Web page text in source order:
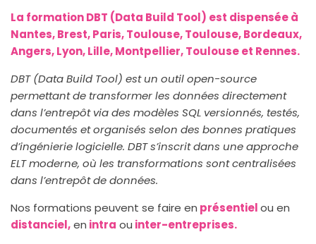
La formation DBT (Data Build Tool) est dispensée à
Nantes, Brest, Paris, Toulouse, Toulouse, Bordeaux,
Angers, Lyon, Lille, Montpellier, Toulouse et Rennes.
DBT (Data Build Tool) est un outil open-source
permettant de transformer les données directement
dans l’entrepôt via des modèles SQL versionnés, testés,
documentés et organisés selon des bonnes pratiques
d’ingénierie logicielle. DBT s’inscrit dans une approche
ELT moderne, où les transformations sont centralisées
dans l’entrepôt de données.
Nos formations peuvent se faire en présentielou en
distanciel,en intra ou inter-entreprises.